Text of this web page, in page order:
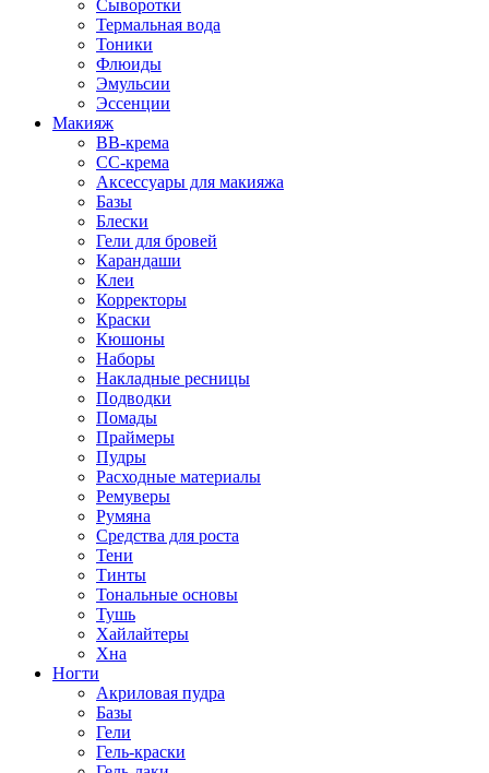
Сыворотки
Термальная вода
Тоники
Флюиды
Эмульсии
Эссенции
Макияж
BB-крема
CC-крема
Аксессуары для макияжа
Базы
Блески
Гели для бровей
Карандаши
Клеи
Корректоры
Краски
Кюшоны
Наборы
Накладные ресницы
Подводки
Помады
Праймеры
Пудры
Расходные материалы
Ремуверы
Румяна
Средства для роста
Тени
Тинты
Тональные основы
Тушь
Хайлайтеры
Хна
Ногти
Акриловая пудра
Базы
Гели
Гель-краски